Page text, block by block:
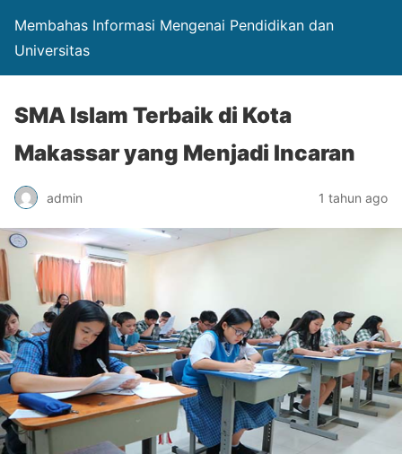
Membahas Informasi Mengenai Pendidikan dan
Universitas
SMA Islam Terbaik di Kota
Makassar yang Menjadi Incaran
admin 1 tahun ago